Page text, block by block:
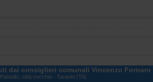
dai consiglieri comunali Vincenzo Fornaro
città vecchia - Taranto (TA)